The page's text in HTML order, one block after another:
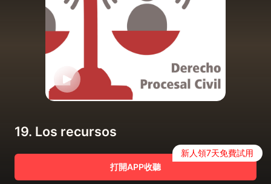
19. Los recursos
打開APP收聽
新人領7天免費試用